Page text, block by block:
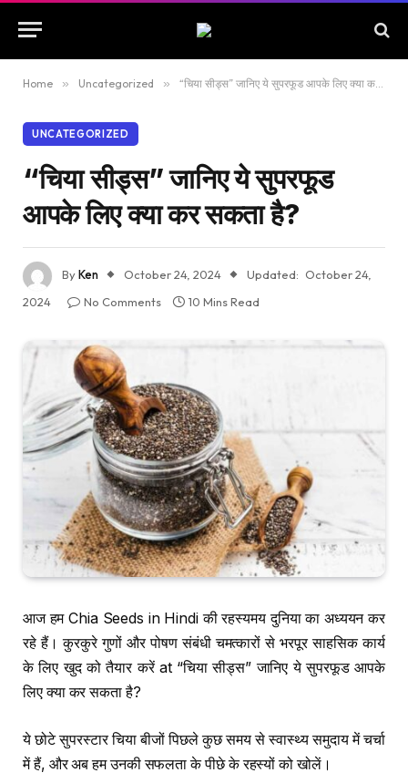
Home » Uncategorized » “चिया सीड्स” जानिए ये सुपरफूड आपके लिए क्या कर सकता है?
UNCATEGORIZED
“चिया सीड्स” जानिए ये सुपरफूड
आपके लिए क्या कर सकता है?
ByKen October 24, 2024 Updated: October 24,
2024
No Comments 10 Mins Read
आज हम Chia Seeds in Hindi की रहस्यमय दुनिया का अध्ययन कर
रहे हैं। कुरकुरे गुणों और पोषण संबंधी चमत्कारों से भरपूर साहसिक कार्य
के लिए खुद को तैयार करें at “चिया सीड्स” जानिए ये सुपरफूड आपके
लिए क्या कर सकता है?
ये छोटे सुपरस्टार चिया बीजों पिछले कुछ समय से स्वास्थ्य समुदाय में चर्चा
में हैं, और अब हम उनकी सफलता के पीछे के रहस्यों को खोलें।